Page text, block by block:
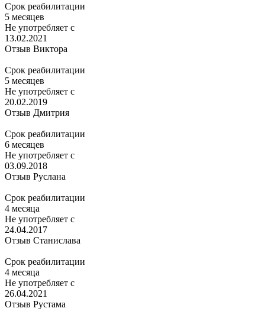
Срок реабилитации
5 месяцев
Не употребляет с
13.02.2021
Отзыв Виктора
Срок реабилитации
5 месяцев
Не употребляет с
20.02.2019
Отзыв Дмитрия
Срок реабилитации
6 месяцев
Не употребляет с
03.09.2018
Отзыв Руслана
Срок реабилитации
4 месяца
Не употребляет с
24.04.2017
Отзыв Станислава
Срок реабилитации
4 месяца
Не употребляет с
26.04.2021
Отзыв Рустама